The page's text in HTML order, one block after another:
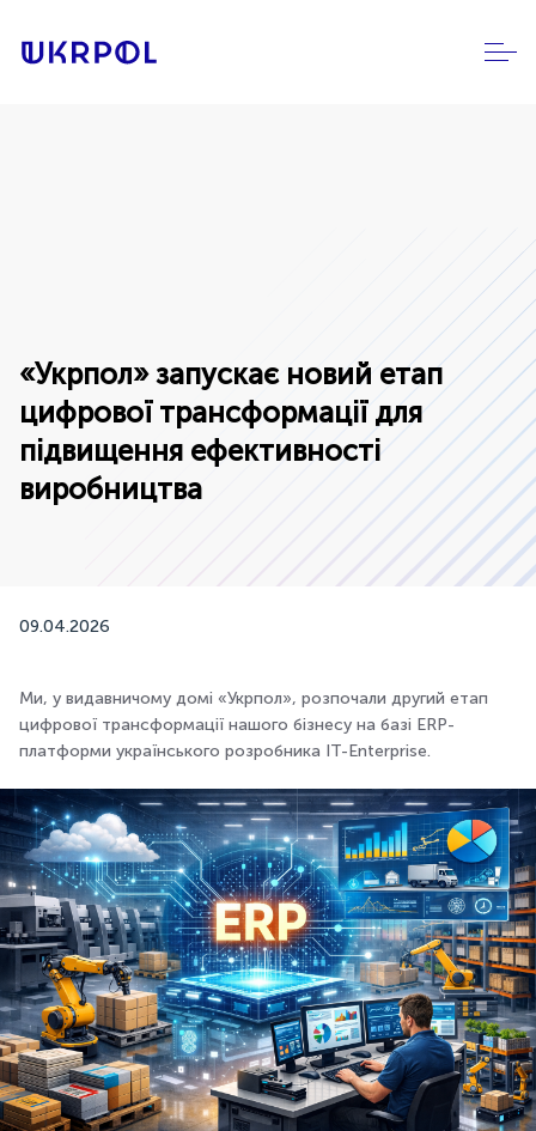
«Укрпол» запускає новий етап
цифрової трансформації для
підвищення ефективності
виробництва
09.04.2026
Ми, у видавничому домі «Укрпол», розпочали другий етап
цифрової трансформації нашого бізнесу на базі ERP-
платформи українського розробника IT-Enterprise.